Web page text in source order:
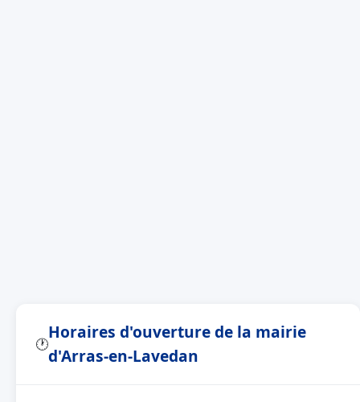
🕐
Horaires d'ouverture de la mairie
d'Arras-en-Lavedan